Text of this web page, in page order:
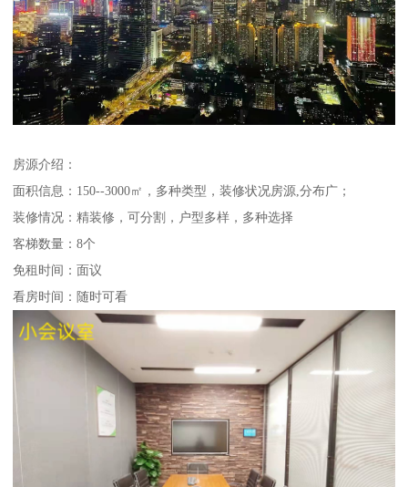
房源介绍：
面积信息：150--3000㎡，多种类型，装修状况房源,分布广；
装修情况：精装修，可分割，户型多样，多种选择
客梯数量：8个
免租时间：面议
看房时间：随时可看